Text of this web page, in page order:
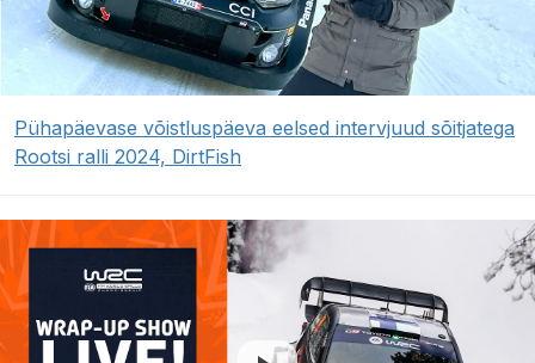
Pühapäevase võistluspäeva eelsed intervjuud sõitjatega
Rootsi ralli 2024, DirtFish